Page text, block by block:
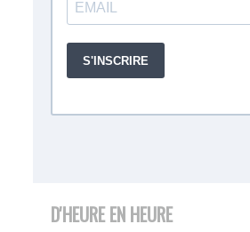
D'HEURE EN HEURE